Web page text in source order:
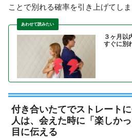
ことで別れる確率を引き上げてしま
３ヶ月以
すぐに別
付き合いたてでストレート
人は、会えた時に「楽しか
目に伝える